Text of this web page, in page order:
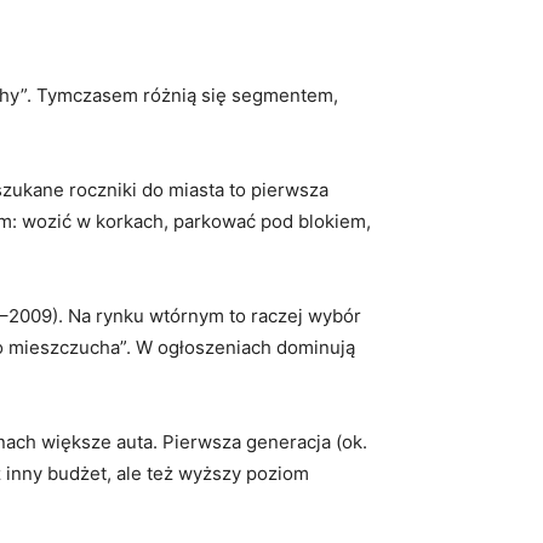
Tymczasem różnią się segmentem,
roczniki do miasta to pierwsza
wozić w korkach, parkować pod blokiem,
Na rynku wtórnym to raczej wybór
W ogłoszeniach dominują
większe auta. Pierwsza generacja (ok.
budżet, ale też wyższy poziom